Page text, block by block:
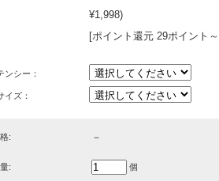
¥1,998)
[ポイント還元 29ポイント
ンシー：
イズ：
: －
: 個